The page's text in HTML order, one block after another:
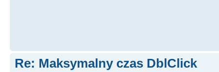
Re: Maksymalny czas DblClick